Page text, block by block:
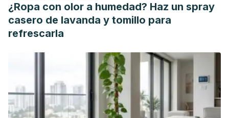
¿Ropa con olor a humedad? Haz un spray
casero de lavanda y tomillo para
refrescarla